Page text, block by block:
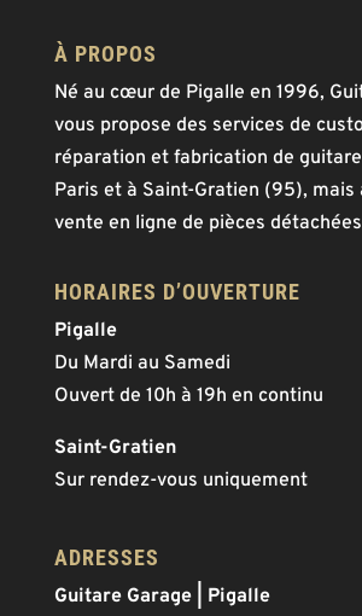
À PROPOS
Né au cœur de Pigalle en 1996,
vous propose des services de
réparation et fabrication de
Paris et à Saint-Gratien (95), mais
vente en ligne de pièces
HORAIRES D’OUVERTURE
Pigalle
Du Mardi au Samedi
Ouvert de 10h à 19h en continu
Saint-Gratien
Sur rendez-vous uniquement
ADRESSES
Guitare Garage | Pigalle